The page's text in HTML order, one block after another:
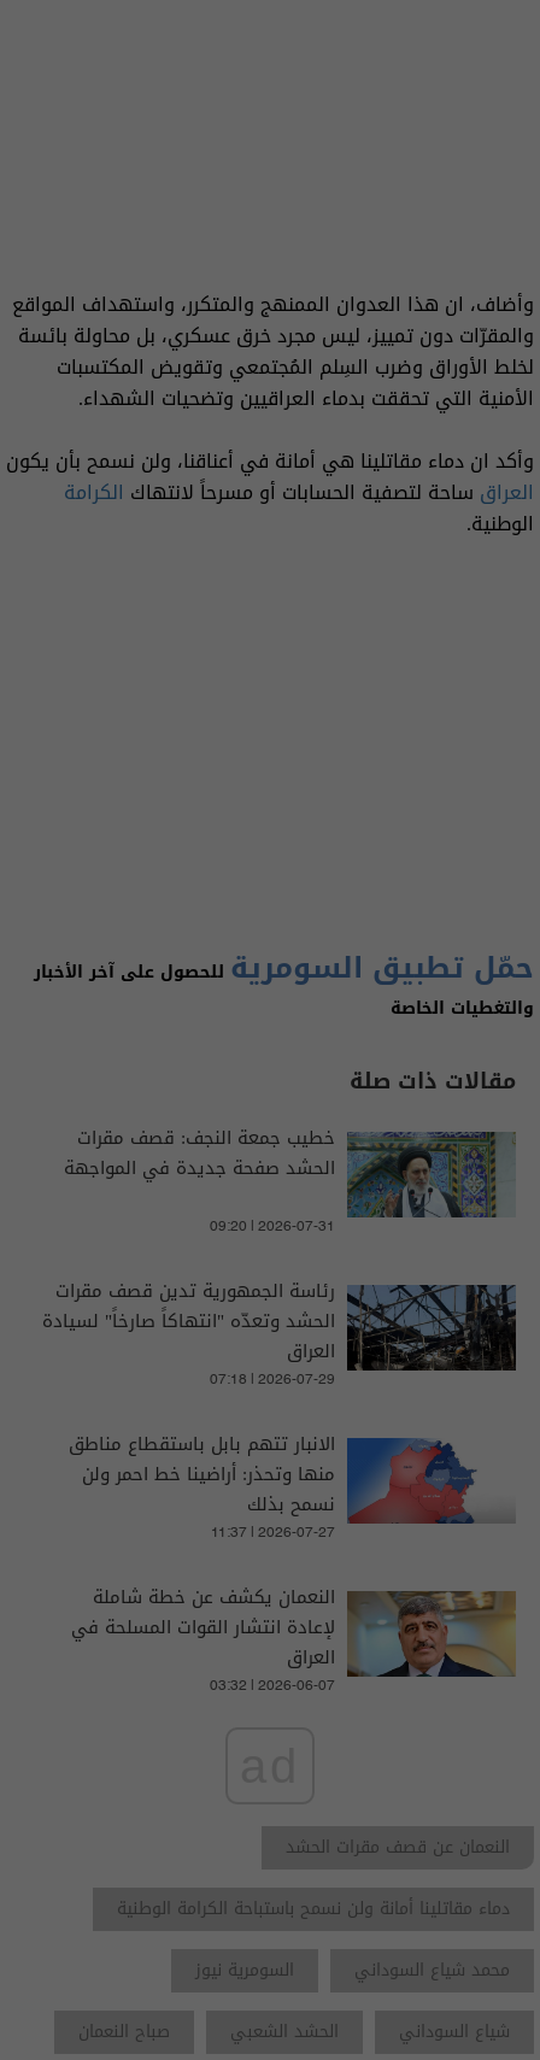
وأضاف، ان هذا العدوان الممنهج والمتكرر، واستهداف المواقع
والمقرّات دون تمييز، ليس مجرد خرق عسكري، بل محاولة بائسة
لخلط الأوراق وضرب السِلم المُجتمعي وتقويض المكتسبات
الأمنية التي تحققت بدماء العراقيين وتضحيات الشهداء.
وأكد ان دماء مقاتلينا هي أمانة في أعناقنا، ولن نسمح بأن يكون
العراق ساحة لتصفية الحسابات أو مسرحاً لانتهاك الكرامة
الوطنية.
حمّل تطبيق السومرية للحصول على آخر الأخبار
والتغطيات الخاصة
مقالات ذات صلة
خطيب جمعة النجف: قصف مقرات
الحشد صفحة جديدة في المواجهة
09:20 | 2026-07-31
رئاسة الجمهورية تدين قصف مقرات
الحشد وتعدّه "انتهاكاً صارخاً" لسيادة
العراق
07:18 | 2026-07-29
الانبار تتهم بابل باستقطاع مناطق
منها وتحذر: أراضينا خط احمر ولن
نسمح بذلك
11:37 | 2026-07-27
النعمان يكشف عن خطة شاملة
لإعادة انتشار القوات المسلحة في
العراق
03:32 | 2026-06-07
النعمان عن قصف مقرات الحشد
دماء مقاتلينا أمانة ولن نسمح باستباحة الكرامة الوطنية
محمد شياع السوداني
السومرية نيوز
شياع السوداني
الحشد الشعبي صباح النعمان